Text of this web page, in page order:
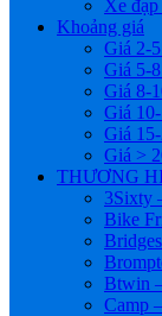
Xe đạp
Khoảng giá
Giá 2-
Giá 5-
Giá 8-
Giá
Giá
Giá >
THƯƠNG
3Sixty
Bike
Btwin
Camp